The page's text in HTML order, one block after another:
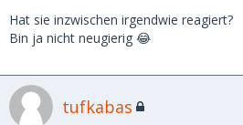
Hat sie inzwischen irgendwie reagiert?
Bin ja nicht neugierig 😂
tufkabas